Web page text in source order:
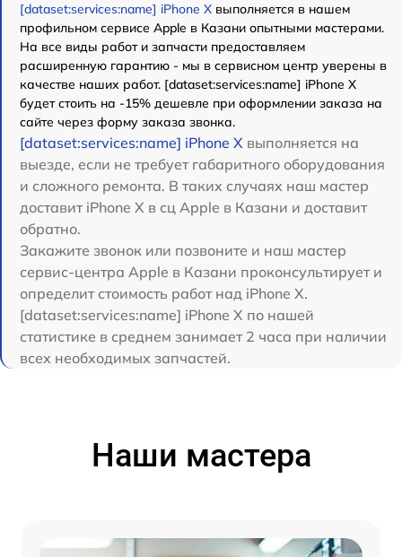
[dataset:services:name] iPhone X выполняется в нашем
профильном сервисе Apple в Казани опытными мастерами.
На все виды работ и запчасти предоставляем
расширенную гарантию - мы в сервисном центр уверены в
качестве наших работ. [dataset:services:name] iPhone X
будет стоить на -15% дешевле при оформлении заказа на
сайте через форму заказа звонка.
[dataset:services:name] iPhone X выполняется на
выезде, если не требует габаритного оборудования
и сложного ремонта. В таких случаях наш мастер
доставит iPhone X в сц Apple в Казани и доставит
обратно.
Закажите звонок или позвоните и наш мастер
сервис-центра Apple в Казани проконсультирует и
определит стоимость работ над iPhone X.
[dataset:services:name] iPhone X по нашей
статистике в среднем занимает 2 часа при наличии
всех необходимых запчастей.
Наши мастера